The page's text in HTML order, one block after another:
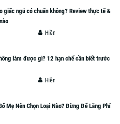
giấc ngủ có chuẩn không? Review thực tế &
Hiền
làm được gì? 12 hạn chế cần biết trước
Hiền
Mẹ Nên Chọn Loại Nào? Đừng Để Lãng Phí